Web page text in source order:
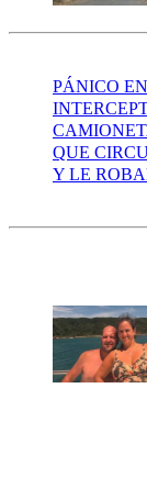
PÁNICO
QUE
Y LE